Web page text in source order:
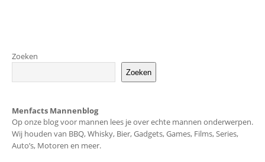
Zoeken
Zoeken
Menfacts Mannenblog
Op onze blog voor mannen lees je over echte mannen onderwerpen.
Wij houden van BBQ, Whisky, Bier, Gadgets, Games, Films, Series,
Auto’s, Motoren en meer.